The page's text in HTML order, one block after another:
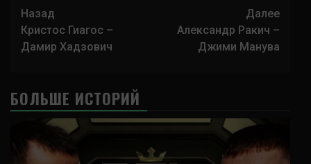
Навигация
записи
Назад
Кристос Гиагос –
Дамир Хадзович
Далее
Александр Ракич –
Джими Манува
БОЛЬШЕ ИСТОРИЙ